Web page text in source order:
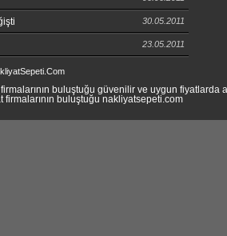
30.05.2011
23.05.2011
firmalarının buluştuğu güvenilir ve uygun
buluştuğu nakliyatsepeti.com